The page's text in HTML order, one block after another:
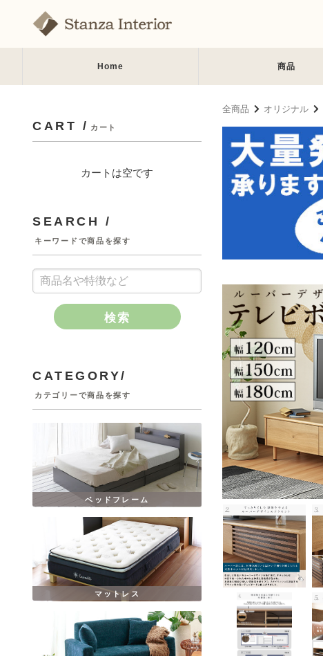
Home 商品
全商品 オリジナル
CART / カート
カートは空です
SEARCH /
キーワードで商品を探す
検索
CATEGORY/
カテゴリーで商品を探す
ベッドフレーム
マットレス